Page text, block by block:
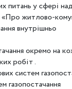
питань у сфері
житлово-
внутрішньо
окремо на
робіт .
систем
газопостачання